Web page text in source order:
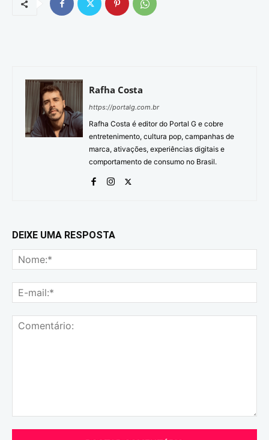
Rafha Costa
https://portalg.com.br
Rafha Costa é editor do Portal G e cobre
entretenimento, cultura pop, campanhas de
marca, ativações, experiências digitais e
comportamento de consumo no Brasil.
DEIXE UMA RESPOSTA